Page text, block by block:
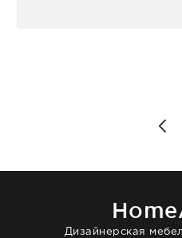
то качество выше
Дизайнерская